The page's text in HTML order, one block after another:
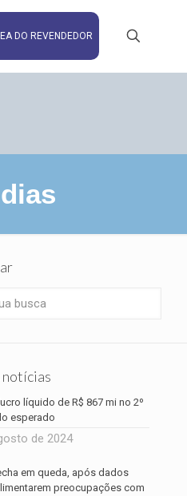
DO REVENDEDOR
líquido de R$ 867 mi no 2º
esperado
de 2024
em queda, após dados
preocupações com